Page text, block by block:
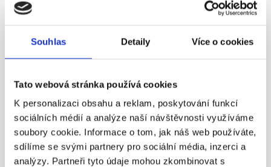
Souhlas Detaily Více o cookies
Tato webová stránka používá cookies
K personalizaci obsahu a reklam, poskytování funkcí
sociálních médií a analýze naší návštěvnosti využíváme
soubory cookie. Informace o tom, jak náš web používáte,
sdílíme se svými partnery pro sociální média, inzerci a
analýzy. Partneři tyto údaje mohou zkombinovat s
Státní důchod? Důchodový věk
nestačí!
Nezapomínejme ani na novinku – možnost mít
zároveň dvě penzijní smlouvy.
Více info